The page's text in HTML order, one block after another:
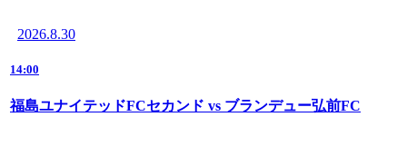
2026.8.30
14:00
福島ユナイテッドFCセカンド vs ブランデュー弘前FC